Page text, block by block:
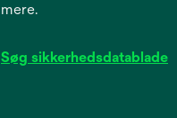
mere.
Søg sikkerhedsdatablade